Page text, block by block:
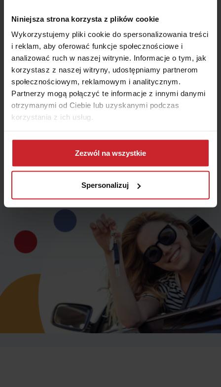
Niniejsza strona korzysta z plików cookie
Wykorzystujemy pliki cookie do spersonalizowania treści
i reklam, aby oferować funkcje społecznościowe i
analizować ruch w naszej witrynie. Informacje o tym, jak
korzystasz z naszej witryny, udostępniamy partnerom
społecznościowym, reklamowym i analitycznym.
Partnerzy mogą połączyć te informacje z innymi danymi
otrzymanymi od Ciebie lub uzyskanymi podczas
korzystania z ich usług.
Dowiedz się więcej na temat tego, kim jesteśmy, jak
można się z nami skontaktować i w jaki sposób
przetwarzamy dane osobowe w ramachPolityki
Zezwól na wszystkie
Spersonalizuj
Miesiąc
Jak możemy się z Tobą skontaktować?
Telefon E-mail
Telefon